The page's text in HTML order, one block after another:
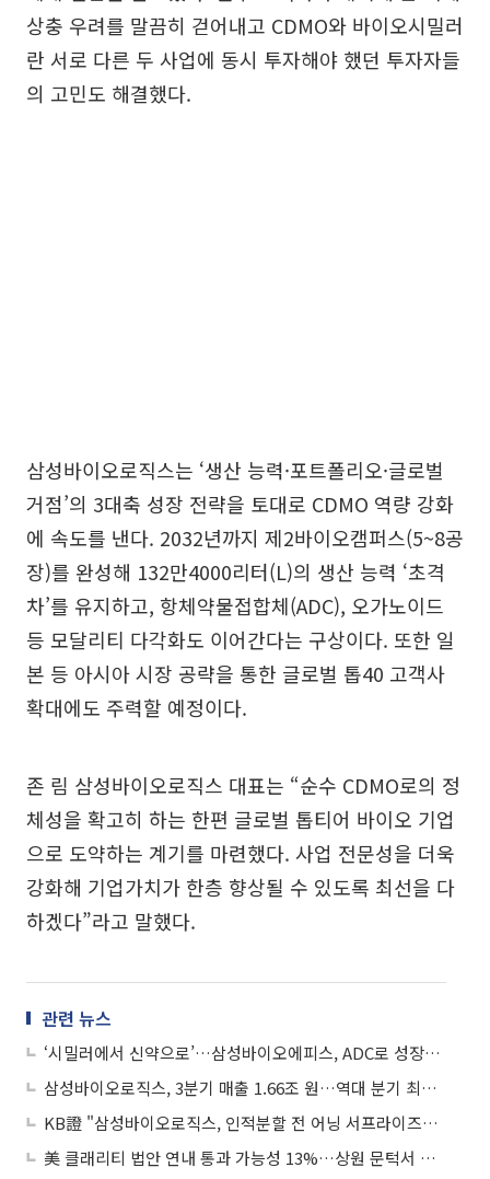
상충 우려를 말끔히 걷어내고 CDMO와 바이오시밀러
란 서로 다른 두 사업에 동시 투자해야 했던 투자자들
의 고민도 해결했다.
삼성바이오로직스는 ‘생산 능력·포트폴리오·글로벌
거점’의 3대축 성장 전략을 토대로 CDMO 역량 강화
에 속도를 낸다. 2032년까지 제2바이오캠퍼스(5~8공
장)를 완성해 132만4000리터(L)의 생산 능력 ‘초격
차’를 유지하고, 항체약물접합체(ADC), 오가노이드
등 모달리티 다각화도 이어간다는 구상이다. 또한 일
본 등 아시아 시장 공략을 통한 글로벌 톱40 고객사
확대에도 주력할 예정이다.
존 림 삼성바이오로직스 대표는 “순수 CDMO로의 정
체성을 확고히 하는 한편 글로벌 톱티어 바이오 기업
으로 도약하는 계기를 마련했다. 사업 전문성을 더욱
강화해 기업가치가 한층 향상될 수 있도록 최선을 다
하겠다”라고 말했다.
관련 뉴스
‘시밀러에서 신약으로’…삼성바이오에피스, ADC로 성장축 재편
삼성바이오로직스, 3분기 매출 1.66조 원…역대 분기 최대 실적 달성
KB證 "삼성바이오로직스, 인적분할 전 어닝 서프라이즈…목표가 11%↑"
美 클래리티 법안 연내 통과 가능성 13%…상원 문턱서 제동